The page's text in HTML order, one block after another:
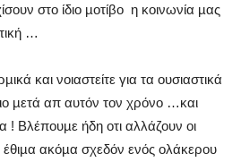
στο ίδιο µοτίβο η κοινωνία µας
…
και νοιαστείτε για τα ουσιαστικά
µετά απ αυτόν τον χρόνο …και
! Βλέπουµε ήδη οτι αλλάζουν οι
έθιµα ακόµα σχεδόν ενός ολάκερου